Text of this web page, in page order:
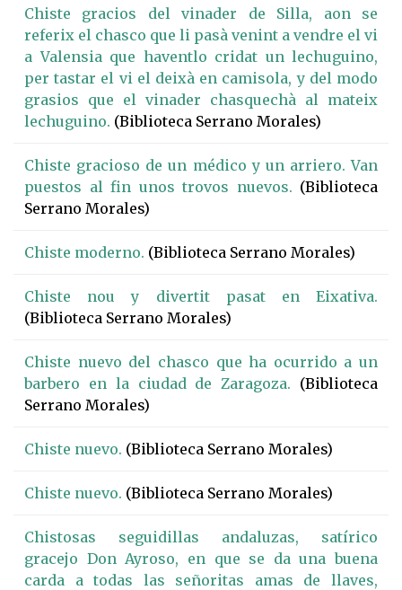
Chiste gracios del vinader de Silla, aon se
referix el chasco que li pasà venint a vendre el vi
a Valensia que haventlo cridat un lechuguino,
per tastar el vi el deixà en camisola, y del modo
grasios que el vinader chasquechà al mateix
lechuguino. (Biblioteca Serrano Morales)
Chiste gracioso de un médico y un arriero. Van
puestos al fin unos trovos nuevos. (Biblioteca
Serrano Morales)
Chiste moderno. (Biblioteca Serrano Morales)
Chiste nou y divertit pasat en Eixativa.
(Biblioteca Serrano Morales)
Chiste nuevo del chasco que ha ocurrido a un
barbero en la ciudad de Zaragoza. (Biblioteca
Serrano Morales)
Chiste nuevo. (Biblioteca Serrano Morales)
Chiste nuevo. (Biblioteca Serrano Morales)
Chistosas seguidillas andaluzas, satírico
gracejo Don Ayroso, en que se da una buena
carda a todas las señoritas amas de llaves,